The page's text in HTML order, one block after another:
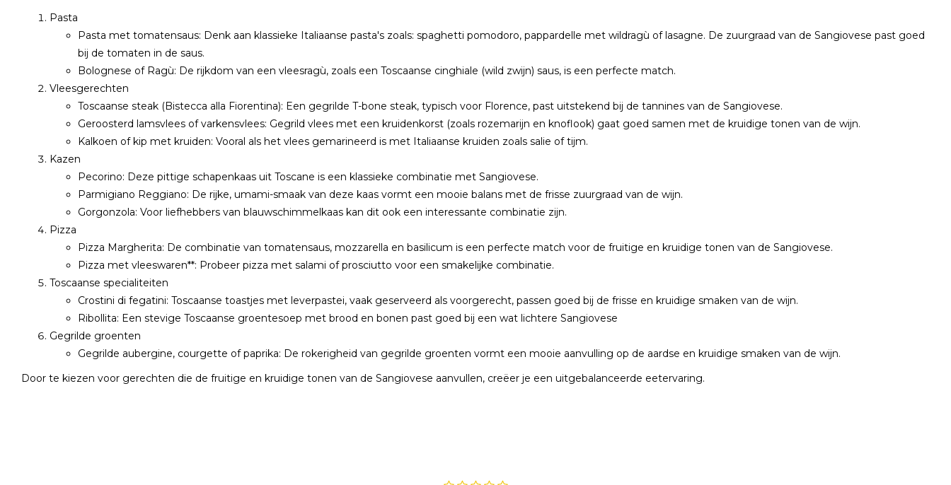
Pasta
Pasta met tomatensaus: Denk aan klassieke Italiaanse pasta's zoals: spaghetti pomodoro, pappardelle met wildragù of lasagne. De zuurgraad van de Sangiovese past goed
bij de tomaten in de saus.
Bolognese of Ragù: De rijkdom van een vleesragù, zoals een Toscaanse cinghiale (wild zwijn) saus, is een perfecte match.
Vleesgerechten
Toscaanse steak (Bistecca alla Fiorentina): Een gegrilde T-bone steak, typisch voor Florence, past uitstekend bij de tannines van de Sangiovese.
Geroosterd lamsvlees of varkensvlees: Gegrild vlees met een kruidenkorst (zoals rozemarijn en knoflook) gaat goed samen met de kruidige tonen van de wijn.
Kalkoen of kip met kruiden: Vooral als het vlees gemarineerd is met Italiaanse kruiden zoals salie of tijm.
Kazen
Pecorino: Deze pittige schapenkaas uit Toscane is een klassieke combinatie met Sangiovese.
Parmigiano Reggiano: De rijke, umami-smaak van deze kaas vormt een mooie balans met de frisse zuurgraad van de wijn.
Gorgonzola: Voor liefhebbers van blauwschimmelkaas kan dit ook een interessante combinatie zijn.
Pizza
Pizza Margherita: De combinatie van tomatensaus, mozzarella en basilicum is een perfecte match voor de fruitige en kruidige tonen van de Sangiovese.
Pizza met vleeswaren**: Probeer pizza met salami of prosciutto voor een smakelijke combinatie.
Toscaanse specialiteiten
Crostini di fegatini: Toscaanse toastjes met leverpastei, vaak geserveerd als voorgerecht, passen goed bij de frisse en kruidige smaken van de wijn.
Ribollita: Een stevige Toscaanse groentesoep met brood en bonen past goed bij een wat lichtere Sangiovese
Gegrilde groenten
Gegrilde aubergine, courgette of paprika: De rokerigheid van gegrilde groenten vormt een mooie aanvulling op de aardse en kruidige smaken van de wijn.
Door te kiezen voor gerechten die de fruitige en kruidige tonen van de Sangiovese aanvullen, creëer je een uitgebalanceerde eetervaring.